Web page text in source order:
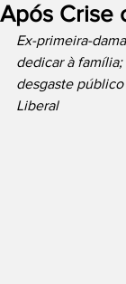
Após Crise
Ex-primeira-
dedicar à
desgaste
Liberal